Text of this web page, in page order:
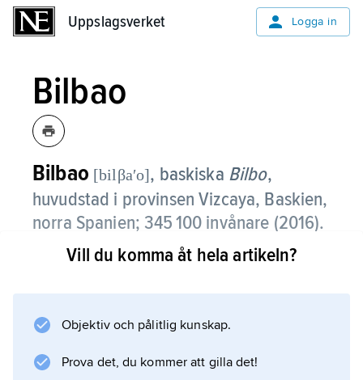
Uppslagsverket Logga in
Bilbao
Bilbao [bilβaʹo], baskiska Bilbo,
huvudstad i provinsen Vizcaya, Baskien,
norra Spanien; 345 100 invånare (2016).
Bilbao ligger på båda sidor av Río Nervión,
av Spaniens viktigaste industriområden med
maskinindustri) samt kemisk och petrokemisk
Vill du komma åt hela artikeln?
Objektiv och pålitlig kunskap.
Prova det, du kommer att gilla det!